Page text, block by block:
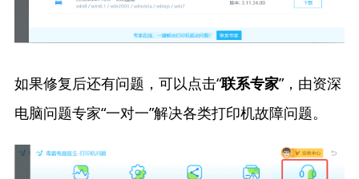
如果修复后还有问题，可以点击“联系专家”，由资深
电脑问题专家“一对一”解决各类打印机故障问题。